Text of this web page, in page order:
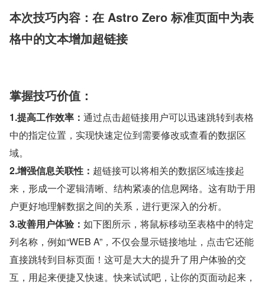
本次技巧内容：在 Astro Zero 标准页面中为表
格中的文本增加超链接
掌握技巧价值：
1.提高工作效率： 通过点击超链接用户可以迅速跳转到表格
中的指定位置，实现快速定位到需要修改或查看的数据区
域。
2.增强信息关联性： 超链接可以将相关的数据区域连接起
来，形成一个逻辑清晰、结构紧凑的信息网络。这有助于用
户更好地理解数据之间的关系，进行更深入的分析。
3.改善用户体验： 如下图所示，将鼠标移动至表格中的特定
列名称，例如“WEB A”，不仅会显示链接地址，点击它还能
直接跳转到目标页面！这可是大大的提升了用户体验的交
互，用起来便捷又快速。快来试试吧，让你的页面动起来，